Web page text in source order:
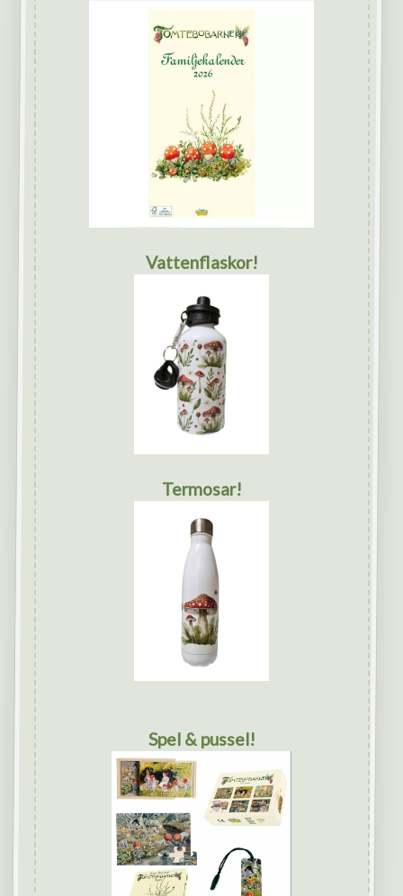
Vattenflaskor!
Termosar!
Spel & pussel!